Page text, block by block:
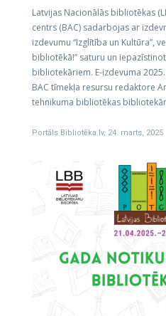
Latvijas Nacionālās bibliotēkas
centrs (BAC) sadarbojas ar
izdevumu “Izglītība un Kultūra”,
bibliotēkā!” saturu un
bibliotekāriem. E-izdevuma
BAC tīmekļa resursu redaktore
tehnikuma bibliotēkas
Portāls Bibliotēka.lv, 24. marts, 2025